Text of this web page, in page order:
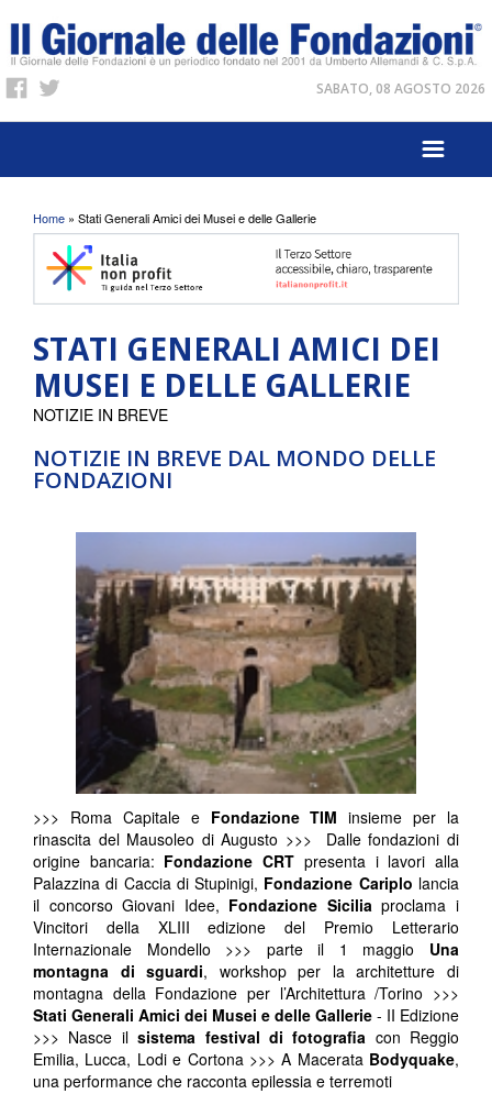
SABATO, 08 AGOSTO 2026
Tu sei qui
Home » Stati Generali Amici dei Musei e delle Gallerie
STATI GENERALI AMICI DEI
MUSEI E DELLE GALLERIE
NOTIZIE IN BREVE DAL MONDO DELLE
FONDAZIONI
NOTIZIE IN BREVE
>>> Roma Capitale e Fondazione TIM insieme per la
rinascita del Mausoleo di Augusto >>> Dalle fondazioni di
origine bancaria: Fondazione CRT presenta i lavori alla
Palazzina di Caccia di Stupinigi, Fondazione Cariplo lancia
il concorso Giovani Idee, Fondazione Siciliaproclama i
Vincitori della XLIII edizione del Premio Letterario
Internazionale Mondello >>> parte il 1 maggio Una
montagna di sguardi, workshop per la architetture di
montagna della Fondazione per l’Architettura /Torino >>>
Stati Generali Amici dei Musei e delle Gallerie - II Edizione
>>> Nasce ilsistema festival di fotografia con Reggio
Emilia, Lucca, Lodi e Cortona >>> A Macerata Bodyquake,
una performance che racconta epilessia e terremoti